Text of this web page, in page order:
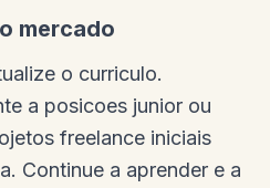
mercado
o curriculo.
a posicoes junior ou
freelance iniciais
Continue a aprender e a